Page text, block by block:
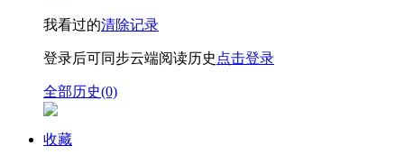
我看过的清除记录
登录后可同步云端阅读历史 点击登录
全部历史(0)
收藏